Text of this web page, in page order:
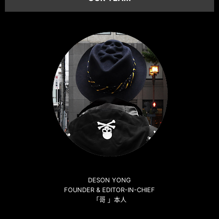
DESON YONG
FOUNDER & EDITOR-IN-CHIEF
「哥 」本人